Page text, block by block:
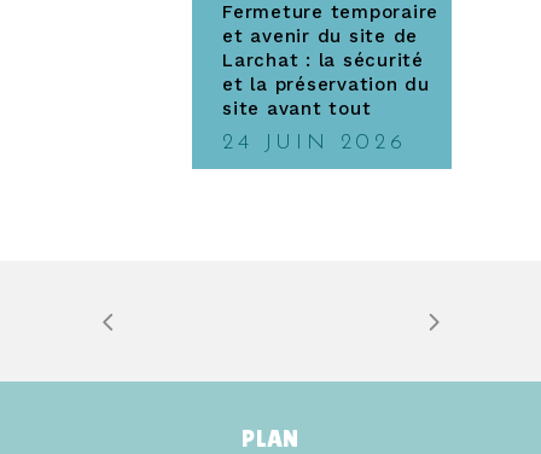
Fermeture temporaire
et avenir du site de
Larchat : la sécurité
et la préservation du
site avant tout
24 JUIN 2026
PLAN